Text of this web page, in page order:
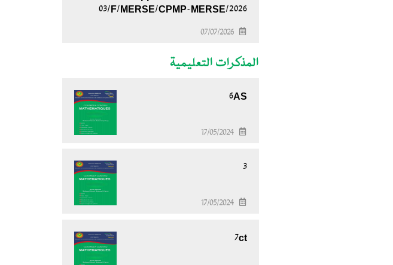
03/F/MERSE/CPMP-MERSE/2026
07/07/2026
المذكرات التعليمية
6AS
17/05/2024
3
17/05/2024
7ct